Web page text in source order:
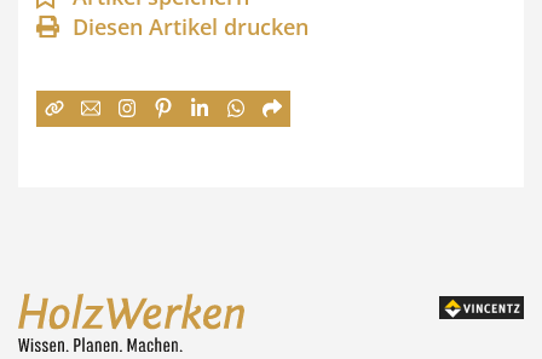
n
e
0
Diesen Artikel drucken